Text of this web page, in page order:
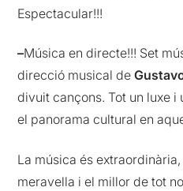
Espectacular!!!
–Música en directe!!! Set
direcció musical de
divuit cançons. Tot un luxe
el panorama cultural en
La música és
meravella i el millor de tot